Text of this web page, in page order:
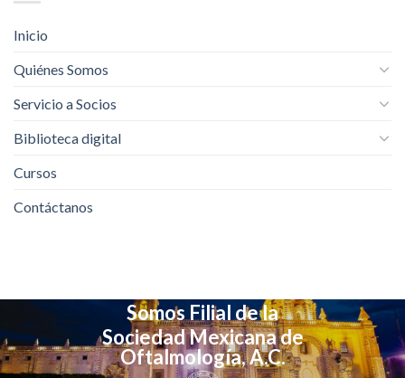
Inicio
Quiénes Somos
Servicio a Socios
Biblioteca digital
Cursos
Contáctanos
Somos Filial de la
Sociedad Mexicana de
Oftalmología, A.C.